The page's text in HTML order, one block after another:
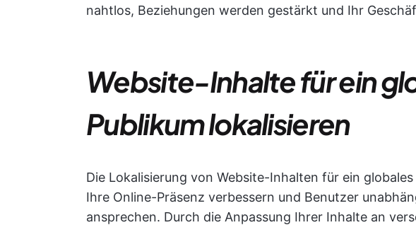
nahtlos, Beziehungen werden gestärkt und Ihr
Website-Inhalte für ein
Publikum lokalisieren
Die Lokalisierung von Website-Inhalten für ein
Ihre Online-Präsenz verbessern und Benutzer
ansprechen. Durch die Anpassung Ihrer Inhalte an